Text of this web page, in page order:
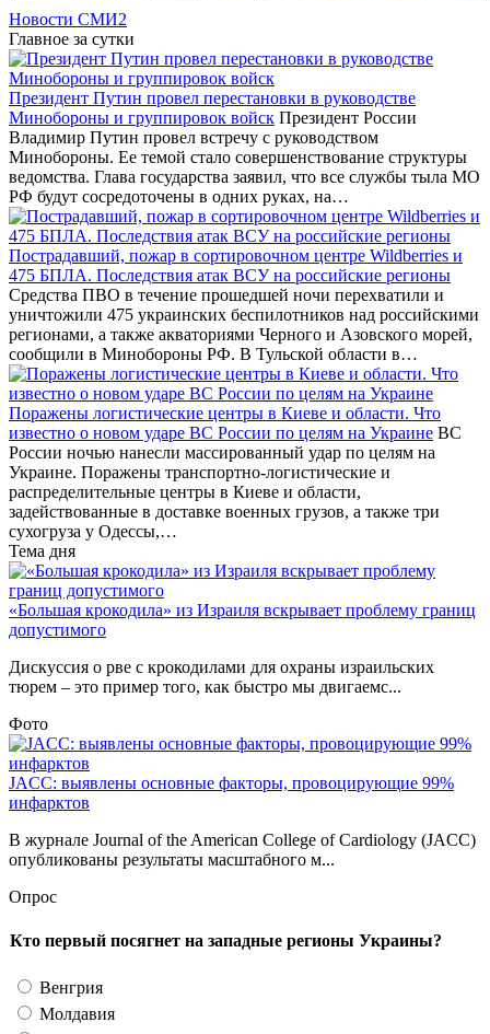
Новости СМИ2
Главное за сутки
Президент Путин провел перестановки в руководстве
Минобороны и группировок войск Президент России
Владимир Путин провел встречу с руководством
Минобороны. Ее темой стало совершенствование структуры
ведомства. Глава государства заявил, что все службы тыла МО
РФ будут сосредоточены в одних руках, на…
Пострадавший, пожар в сортировочном центре Wildberries и
475 БПЛА. Последствия атак ВСУ на российские регионы
Средства ПВО в течение прошедшей ночи перехватили и
уничтожили 475 украинских беспилотников над российскими
регионами, а также акваториями Черного и Азовского морей,
сообщили в Минобороны РФ. В Тульской области в…
Поражены логистические центры в Киеве и области. Что
известно о новом ударе ВС России по целям на Украине ВС
России ночью нанесли массированный удар по целям на
Украине. Поражены транспортно-логистические и
распределительные центры в Киеве и области,
задействованные в доставке военных грузов, а также три
сухогруза у Одессы,…
Тема дня
«Большая крокодила» из Израиля вскрывает проблему границ
допустимого
Дискуссия о рве с крокодилами для охраны израильских
тюрем – это пример того, как быстро мы двигаемс...
Фото
JACC: выявлены основные факторы, провоцирующие 99%
инфарктов
В журнале Journal of the American College of Cardiology (JACC)
опубликованы результаты масштабного м...
Опрос
Кто первый посягнет на западные регионы Украины?
Венгрия
Молдавия